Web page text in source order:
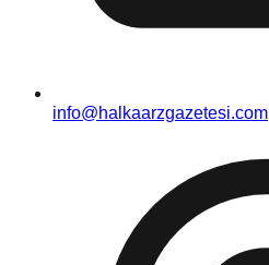
info@halkaarzgazetesi.com